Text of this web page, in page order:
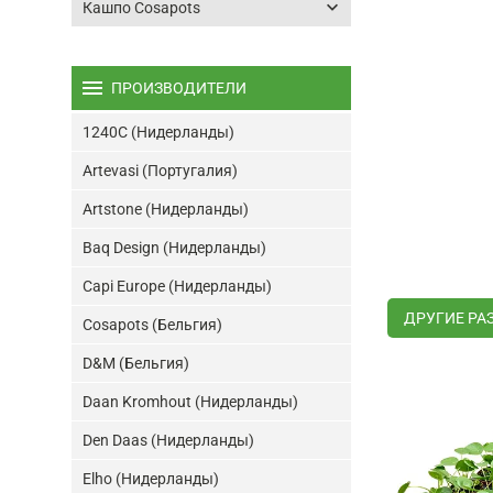
ДРУГИЕ
Кашпо Cosapots keyboard_arrow_down
menu ПРОИЗВОДИТЕЛИ
1240C (Нидерланды)
Artevasi (Португалия)
Artstone (Нидерланды)
Baq Design (Нидерланды)
Capi Europe (Нидерланды)
Cosapots (Бельгия)
D&M (Бельгия)
Daan Kromhout (Нидерланды)
Den Daas (Нидерланды)
Elho (Нидерланды)